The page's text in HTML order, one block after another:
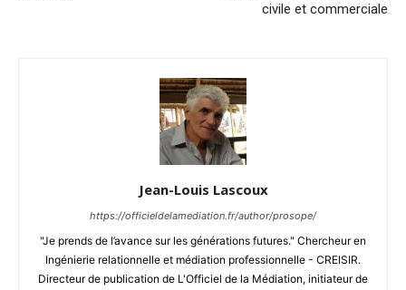
civile et commerciale
Jean-Louis Lascoux
https://officieldelamediation.fr/author/prosope/
"Je prends de l’avance sur les générations futures." Chercheur en
Ingénierie relationnelle et médiation professionnelle - CREISIR.
Directeur de publication de L'Officiel de la Médiation, initiateur de